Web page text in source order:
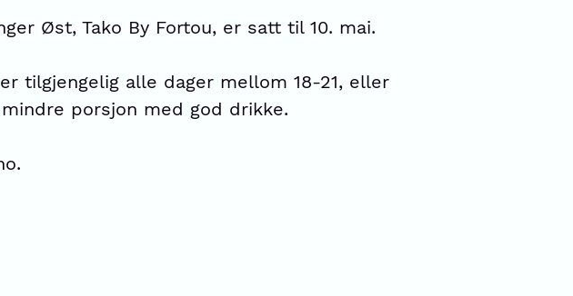
Øst, Tako By Fortou, er satt til 10. mai.
tilgjengelig alle dager mellom 18-21, eller
porsjon med god drikke.